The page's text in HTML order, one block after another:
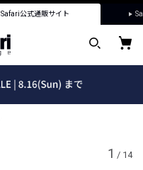
Safari公式通販サイト
1 / 14